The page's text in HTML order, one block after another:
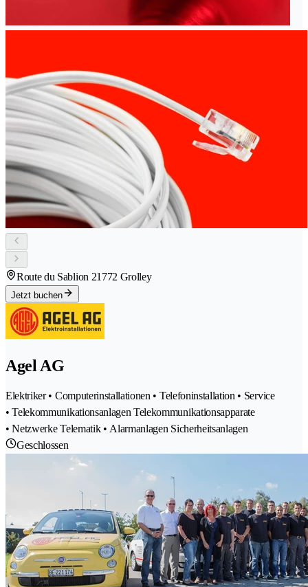
Route du Sablion 21772 Grolley
Jetzt buchen
Agel AG
Elektriker • Computerinstallationen • Telefoninstallation • Service
• Telekommunikationsanlagen Telekommunikationsapparate
• Netzwerke Telematik • Alarmanlagen Sicherheitsanlagen
Geschlossen